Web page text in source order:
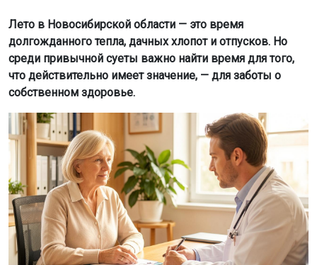
Лето в Новосибирской области — это время
долгожданного тепла, дачных хлопот и отпусков. Но
среди привычной суеты важно найти время для того,
что действительно имеет значение, — для заботы о
собственном здоровье.